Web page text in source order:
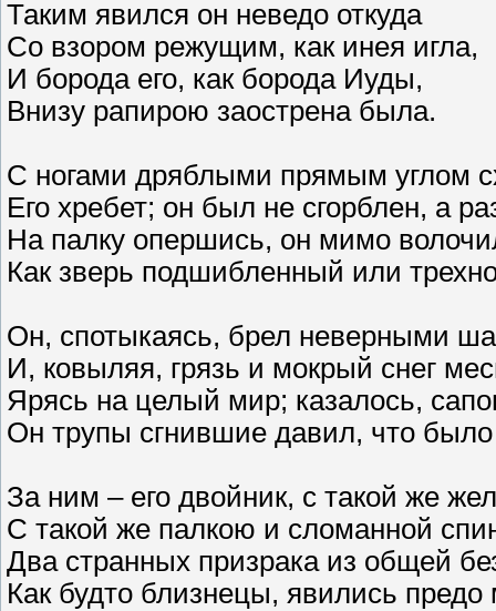
Таким явился он неведо откуда
Со взором режущим, как инея игла,
И борода его, как борода Иуды,
Внизу рапирою заострена была.
С ногами дряблыми прямым углом
Его хребет; он был не сгорблен, а
На палку опершись, он мимо
Как зверь подшибленный или
Он, спотыкаясь, брел неверными
И, ковыляя, грязь и мокрый снег
Ярясь на целый мир; казалось,
Он трупы сгнившие давил, что
За ним – его двойник, с такой же
С такой же палкою и сломанной
Два странных призрака из общей
Как будто близнецы, явились предо